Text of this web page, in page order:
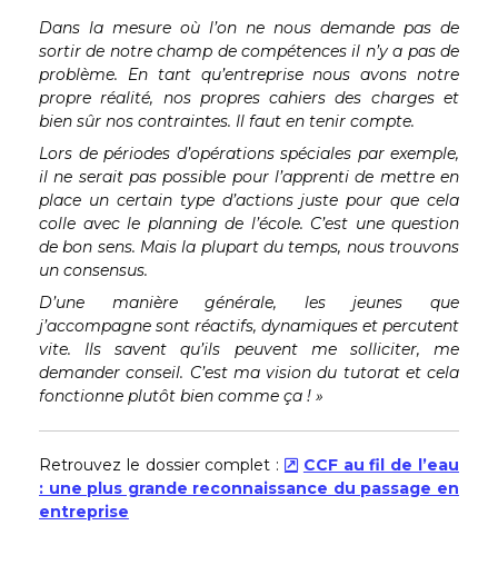
Dans la mesure où l’on ne nous demande pas de
sortir de notre champ de compétences il n’y a pas de
problème. En tant qu’entreprise nous avons notre
propre réalité, nos propres cahiers des charges et
bien sûr nos contraintes. Il faut en tenir compte.
Lors de périodes d’opérations spéciales par exemple,
il ne serait pas possible pour l’apprenti de mettre en
place un certain type d’actions juste pour que cela
colle avec le planning de l’école. C’est une question
de bon sens. Mais la plupart du temps, nous trouvons
un consensus.
D’une manière générale, les jeunes que
j’accompagne sont réactifs, dynamiques et percutent
vite. Ils savent qu’ils peuvent me solliciter, me
demander conseil. C’est ma vision du tutorat et cela
fonctionne plutôt bien comme ça ! »
Retrouvez le dossier complet :
CCF au fil de l’eau
: une plus grande reconnaissance du passage en
entreprise